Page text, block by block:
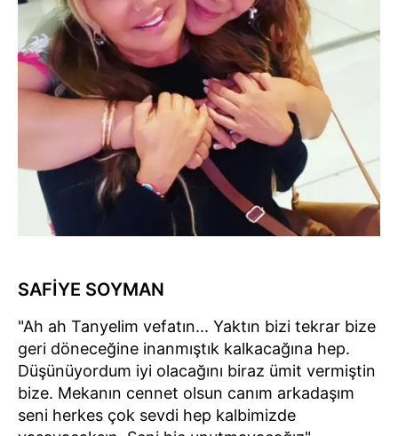
SAFİYE SOYMAN
"Ah ah Tanyelim vefatın... Yaktın bizi tekrar bize
geri döneceğine inanmıştık kalkacağına hep.
Düşünüyordum iyi olacağını biraz ümit vermiştin
bize. Mekanın cennet olsun canım arkadaşım
seni herkes çok sevdi hep kalbimizde